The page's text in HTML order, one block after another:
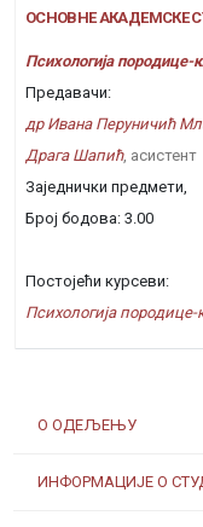
О ОДЕЉЕЊУ
ИНФОРМАЦИЈЕ О
ОСНОВНЕ АКАДЕМСКЕ
Психологија породице-
Предавачи:
др Ивана Перуничић
Драга Шапић, асистент
Заједнички предмети,
Број бодова: 3.00
Постојећи курсеви:
Психологија